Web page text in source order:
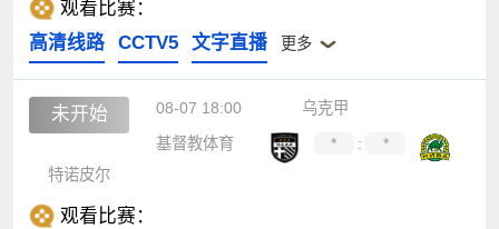
观看比赛：
高清线路
CCTV5 文字直播 更多
未开始 08-07 18:00
乌克甲
基督教体育
* :
*
特诺皮尔
观看比赛：